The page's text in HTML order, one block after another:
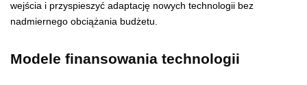
wejścia i przyspieszyć adaptację nowych technologii bez
nadmiernego obciążania budżetu.
Modele finansowania technologii